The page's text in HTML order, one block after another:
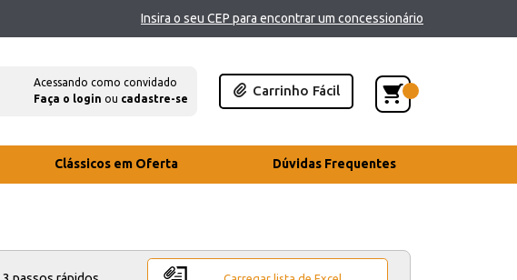
Insira o seu CEP para encontrar um concessionário
Acessando como convidado
Faça o login ou cadastre-se
Carrinho Fácil
Clássicos em Oferta Dúvidas Frequentes